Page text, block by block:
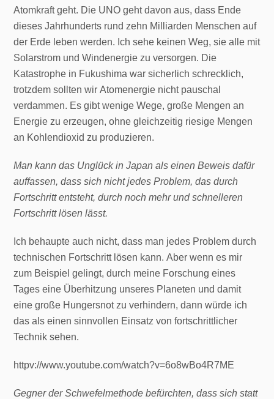
Atomkraft geht. Die UNO geht davon aus, dass Ende
dieses Jahrhunderts rund zehn Milliarden Menschen auf
der Erde leben werden. Ich sehe keinen Weg, sie alle mit
Solarstrom und Windenergie zu versorgen. Die
Katastrophe in Fukushima war sicherlich schrecklich,
trotzdem sollten wir Atomenergie nicht pauschal
verdammen. Es gibt wenige Wege, große Mengen an
Energie zu erzeugen, ohne gleichzeitig riesige Mengen
an Kohlendioxid zu produzieren.
Man kann das Unglück in Japan als einen Beweis dafür
auffassen, dass sich nicht jedes Problem, das durch
Fortschritt entsteht, durch noch mehr und schnelleren
Fortschritt lösen lässt.
Ich behaupte auch nicht, dass man jedes Problem durch
technischen Fortschritt lösen kann. Aber wenn es mir
zum Beispiel gelingt, durch meine Forschung eines
Tages eine Überhitzung unseres Planeten und damit
eine große Hungersnot zu verhindern, dann würde ich
das als einen sinnvollen Einsatz von fortschrittlicher
Technik sehen.
httpv://www.youtube.com/watch?v=6o8wBo4R7ME
Gegner der Schwefelmethode befürchten, dass sich statt